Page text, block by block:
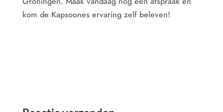
kom de Kapsoones ervaring zelf beleven!